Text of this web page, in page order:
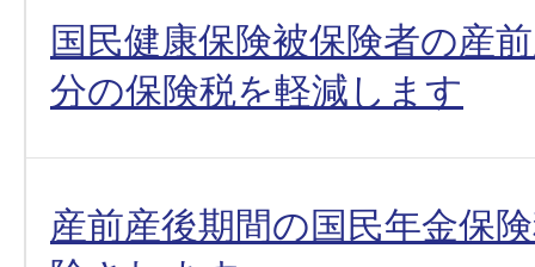
国民健康保険被保険者の産
分の保険税を軽減します
産前産後期間の国民年金保